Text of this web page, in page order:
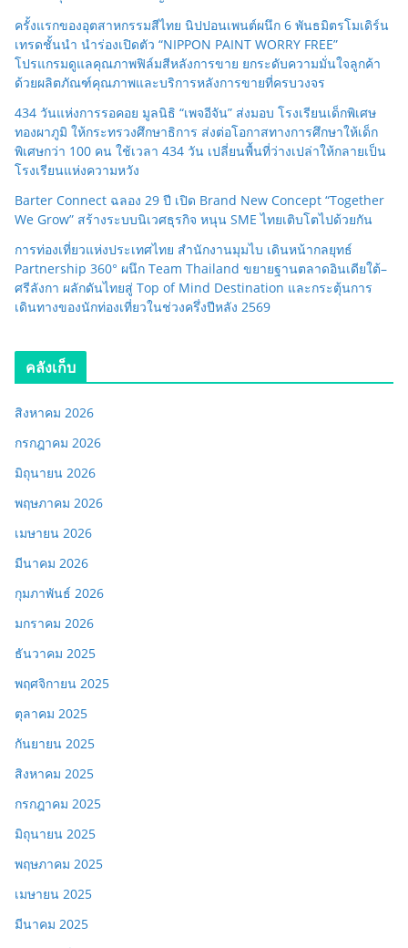
ครั้งแรกของอุตสาหกรรมสีไทย นิปปอนเพนต์ผนึก 6 พันธมิตรโมเดิร์น
เทรดชั้นนำ นำร่องเปิดตัว “NIPPON PAINT WORRY FREE”
โปรแกรมดูแลคุณภาพฟิล์มสีหลังการขาย ยกระดับความมั่นใจลูกค้า
ด้วยผลิตภัณฑ์คุณภาพและบริการหลังการขายที่ครบวงจร
434 วันแห่งการรอคอย มูลนิธิ “เพจอีจัน” ส่งมอบ โรงเรียนเด็กพิเศษ
ทองผาภูมิ ให้กระทรวงศึกษาธิการ ส่งต่อโอกาสทางการศึกษาให้เด็ก
พิเศษกว่า 100 คน ใช้เวลา 434 วัน เปลี่ยนพื้นที่ว่างเปล่าให้กลายเป็น
โรงเรียนแห่งความหวัง
Barter Connect ฉลอง 29 ปี เปิด Brand New Concept “Together
We Grow” สร้างระบบนิเวศธุรกิจ หนุน SME ไทยเติบโตไปด้วยกัน
การท่องเที่ยวแห่งประเทศไทย สำนักงานมุมไบ เดินหน้ากลยุทธ์
Partnership 360° ผนึก Team Thailand ขยายฐานตลาดอินเดียใต้–
ศรีลังกา ผลักดันไทยสู่ Top of Mind Destination และกระตุ้นการ
เดินทางของนักท่องเที่ยวในช่วงครึ่งปีหลัง 2569
คลังเก็บ
สิงหาคม 2026
กรกฎาคม 2026
มิถุนายน 2026
พฤษภาคม 2026
เมษายน 2026
มีนาคม 2026
กุมภาพันธ์ 2026
มกราคม 2026
ธันวาคม 2025
พฤศจิกายน 2025
ตุลาคม 2025
กันยายน 2025
สิงหาคม 2025
กรกฎาคม 2025
มิถุนายน 2025
พฤษภาคม 2025
เมษายน 2025
มีนาคม 2025